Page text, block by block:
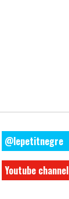
@lepetitnegre
Youtube channel